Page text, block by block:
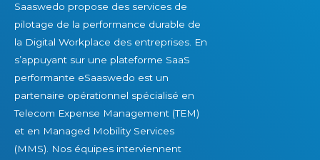
Saaswedo propose des services de
pilotage de la performance durable de
la Digital Workplace des entreprises. En
s’appuyant sur une plateforme SaaS
performante eSaaswedo est un
partenaire opérationnel spécialisé en
Telecom Expense Management (TEM)
et en Managed Mobility Services
(MMS). Nos équipes interviennent